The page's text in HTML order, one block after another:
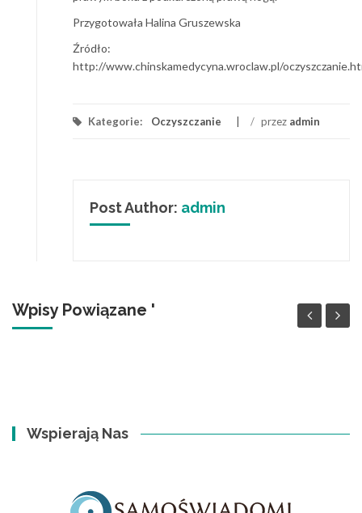
Przygotowała Halina Gruszewska
Źródło:
http://www.chinskamedycyna.wroclaw.pl/
Kategorie: Oczyszczanie / przez admin
Post Author: admin
Wpisy Powiązane '
Wspierają Nas